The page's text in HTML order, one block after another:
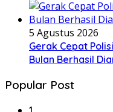
5 Agustus 2026
Gerak Cepat
Bulan Berhasil
Popular Post